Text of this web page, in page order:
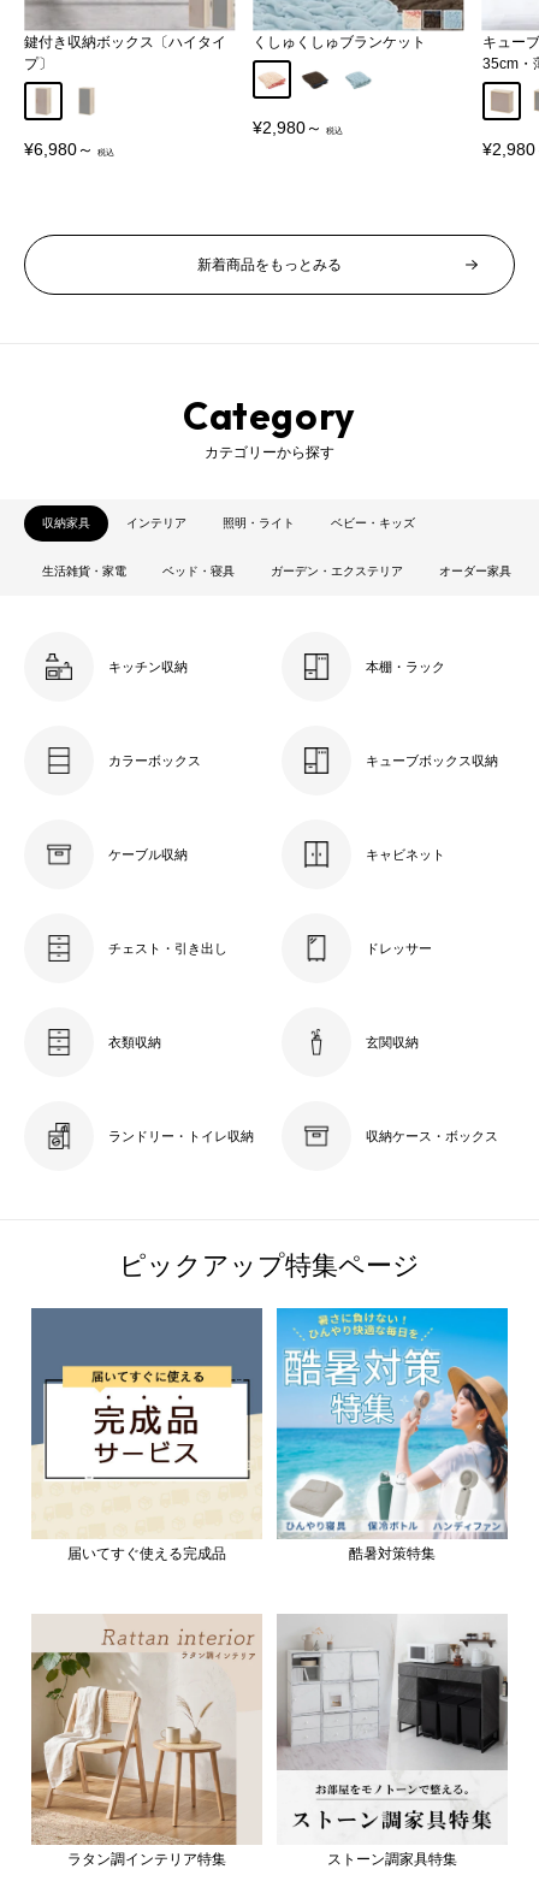
鍵付き収納ボックス〔ハイタイ
プ〕
販
¥6,980～
くしゅくしゅブランケット
アイボリーブラウン
ブルー
販
¥2,980～
キュー
35cm・
販
¥2,980
新着商品をもっとみる
Category
カテゴリーから探す
収納家具 インテリア 照明・ライト ベビー・キッズ
生活雑貨・家電 ベッド・寝具 ガーデン・エクステリア オーダー家具
キッチン収納 本棚・ラック
カラーボックス キューブボックス収納
ケーブル収納 キャビネット
チェスト・引き出し ドレッサー
衣類収納 玄関収納
ランドリー・トイレ収納 収納ケース・ボックス
ピックアップ特集ページ
届いてすぐ使える完成品 酷暑対策特集
ラタン調インテリア特集 ストーン調家具特集